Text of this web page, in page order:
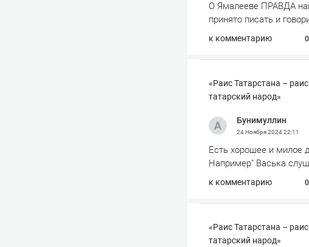
О Ямалееве ПРАВДА
принято писать и
к комментарию 0
«Раис Татарстана –
татарский народ»
Бунимуллин
24 Ноября 202422:11
Есть хорошее и милое
Например" Васька
к комментарию 0
«Раис Татарстана –
татарский народ»